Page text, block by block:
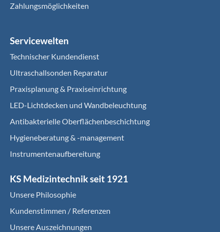
Zahlungsmöglichkeiten
Servicewelten
Technischer Kundendienst
Ultraschallsonden Reparatur
Praxisplanung & Praxiseinrichtung
LED-Lichtdecken und Wandbeleuchtung
Antibakterielle Oberflächenbeschichtung
Hygieneberatung & -management
Instrumentenaufbereitung
KS Medizintechnik seit 1921
Unsere Philosophie
Kundenstimmen / Referenzen
Unsere Auszeichnungen